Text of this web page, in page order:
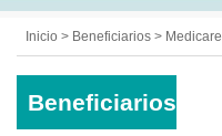
Inicio > Beneficiarios > Medicare
Beneficiarios